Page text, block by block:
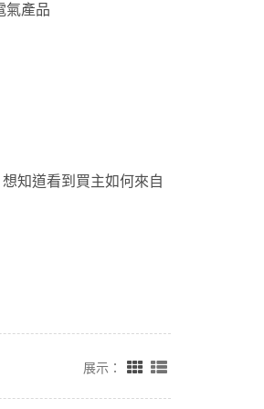
氣產品
知道看到買主如何來自
展示：